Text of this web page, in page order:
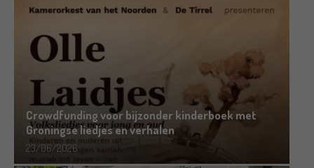
Crowdfunding voor bijzonder kinderboek met
Groningse liedjes en verhalen
23/06/2026